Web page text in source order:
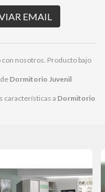
con nosotros. Producto bajo
Dormitorio Juvenil
características a Dormitorio
EMAIL